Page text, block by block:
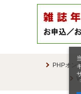
「
PHPオン